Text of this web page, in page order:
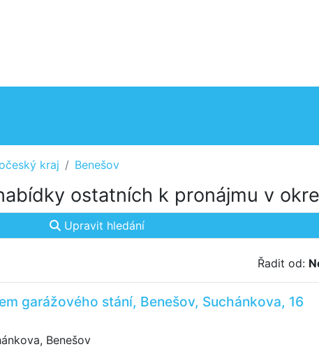
kraj Benešov
ostatních k pronájmu v
Upravit hledání
Řadit od:
garážového stání, Benešov, Suchánkova, 16
Benešov